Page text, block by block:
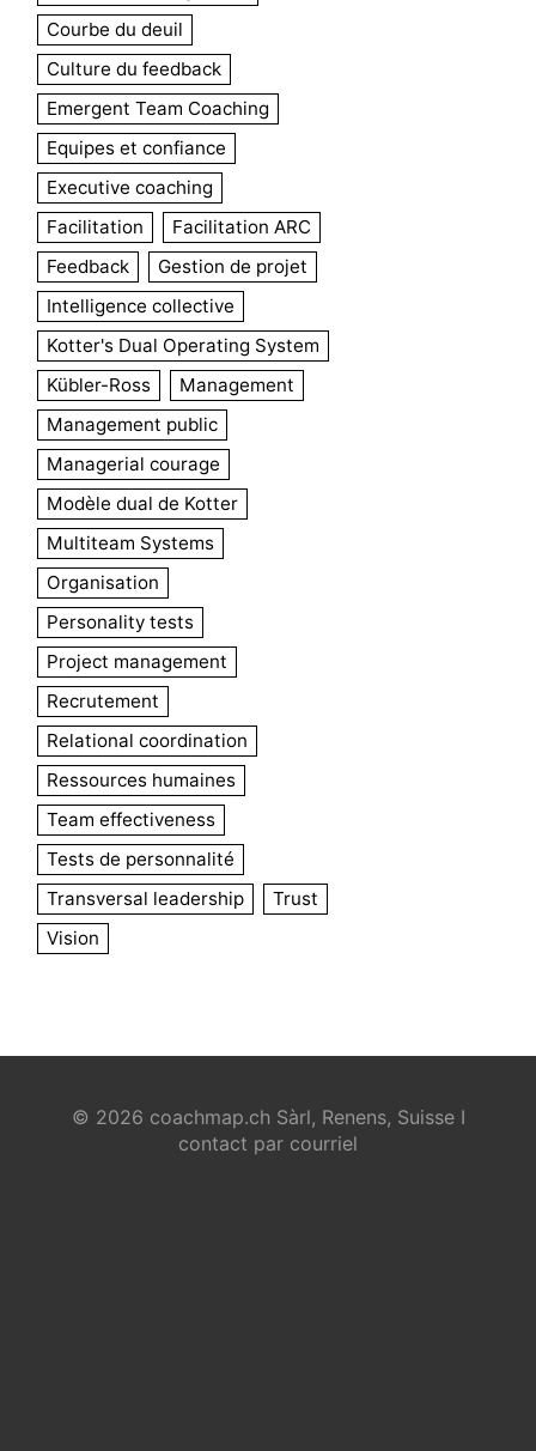
Courbe du deuil
Culture du feedback
Emergent Team Coaching
Equipes et confiance
Executive coaching
Facilitation
Facilitation ARC
Feedback
Gestion de projet
Intelligence collective
Kotter's Dual Operating System
Kübler-Ross
Management
Management public
Managerial courage
Modèle dual de Kotter
Multiteam Systems
Organisation
Personality tests
Project management
Recrutement
Relational coordination
Ressources humaines
Team effectiveness
Tests de personnalité
Transversal leadership
Trust
Vision
© 2026 coachmap.ch Sàrl, Renens, Suisse I
contact par courriel